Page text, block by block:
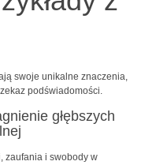
swoje unikalne znaczenia,
podświadomości.
głębszych
zaufania i swobody w